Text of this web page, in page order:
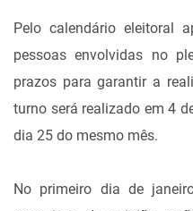
Pelo calendário eleitoral
pessoas envolvidas no
prazos para garantir a
turno será realizado em 4
dia 25 do mesmo mês.
No primeiro dia de